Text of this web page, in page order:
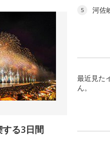
る3日間
5
河佐
最近見た
ん。